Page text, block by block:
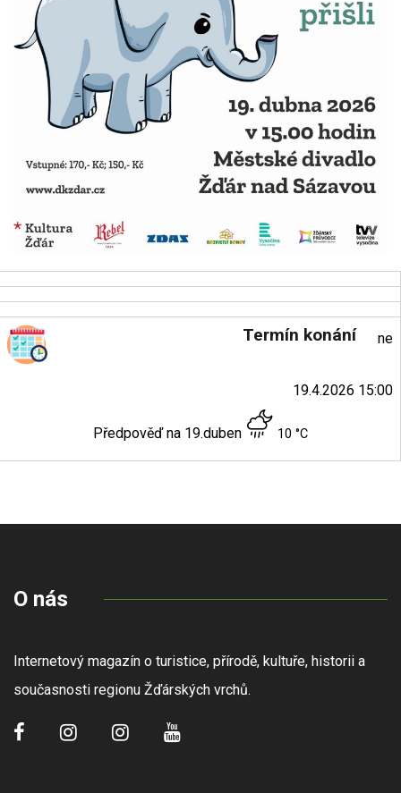
Termín konání ne
19.4.2026 15:00
Předpověď na 19.duben 10 °C
O nás
Internetový magazín o turistice, přírodě, kultuře, historii a
současnosti regionu Žďárských vrchů.